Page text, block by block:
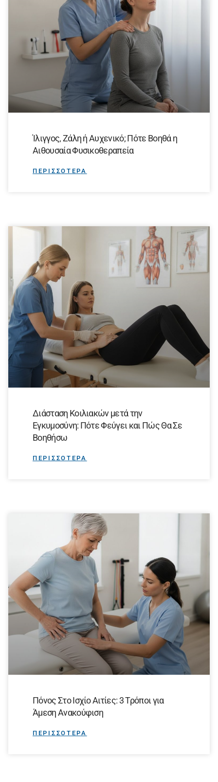
Ίλιγγος, Ζάλη ή Αυχενικό; Πότε Βοηθά η
Αιθουσαία Φυσικοθεραπεία
ΠΕΡΙΣΣΟΤΕΡΑ
Διάσταση Κοιλιακών μετά την
Εγκυμοσύνη: Πότε Φεύγει και Πώς Θα Σε
Βοηθήσω
ΠΕΡΙΣΣΟΤΕΡΑ
Πόνος Στο Ισχίο Αιτίες: 3 Τρόποι για
Άμεση Ανακούφιση
ΠΕΡΙΣΣΟΤΕΡΑ